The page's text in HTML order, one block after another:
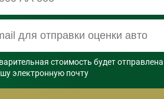
стоимость будет отправлена
электронную почту